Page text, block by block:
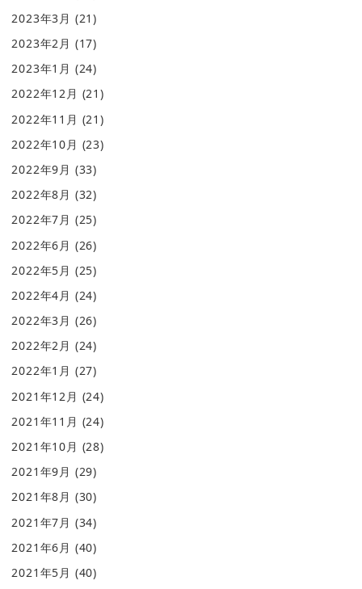
2023年3月 (21)
2023年2月 (17)
2023年1月 (24)
2022年12月 (21)
2022年11月 (21)
2022年10月 (23)
2022年9月 (33)
2022年8月 (32)
2022年7月 (25)
2022年6月 (26)
2022年5月 (25)
2022年4月 (24)
2022年3月 (26)
2022年2月 (24)
2022年1月 (27)
2021年12月 (24)
2021年11月 (24)
2021年10月 (28)
2021年9月 (29)
2021年8月 (30)
2021年7月 (34)
2021年6月 (40)
2021年5月 (40)